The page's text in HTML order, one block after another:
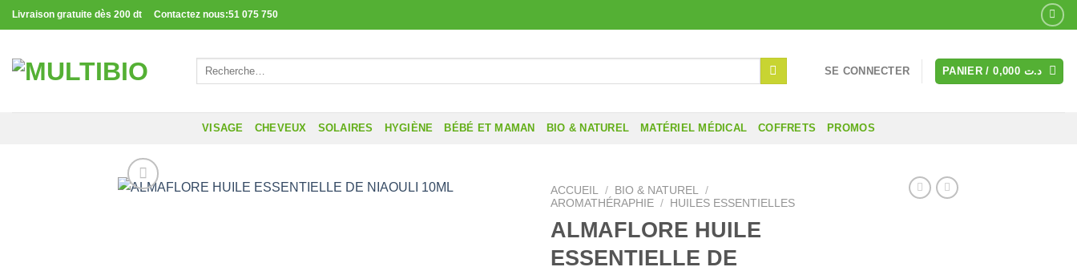
Passer
au
Livraison gratuite dès 200 dt Contactez nous:51 075 750
Recherche
SE CONNECTER PANIER / د.ت
VISAGE CHEVEUX SOLAIRES HYGIÈNE BÉBÉ ET MAMAN BIO & NATUREL MATÉRIEL MÉDICAL COFFRETS PROMOS
ACCUEIL / BIO & NATUREL /
AROMATHÉRAPHIE / HUILES ESSENTIELLES
ALMAFLORE HUILE
ESSENTIELLE DE